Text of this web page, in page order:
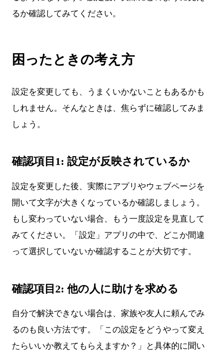
るか確認してみてください。
困ったときの考え方
設定を変更しても、うまくいかないこともあるかも
しれません。そんなときは、焦らずに確認してみま
しょう。
確認項目1: 設定が反映されているか
設定を変更した後、実際にアプリやウェブページを
開いて文字が大きくなっているか確認しましょう。
もし変わっていない場合、もう一度設定を見直して
みてください。「設定」アプリの中で、どこか間違
って選択していないか確認することが大切です。
確認項目2: 他の人に助けを求める
自分で解決できない場合は、家族や友人に頼んでみ
るのも良い方法です。「この設定をどうやって変え
たらいいか教えてもらえますか？」と具体的に聞い